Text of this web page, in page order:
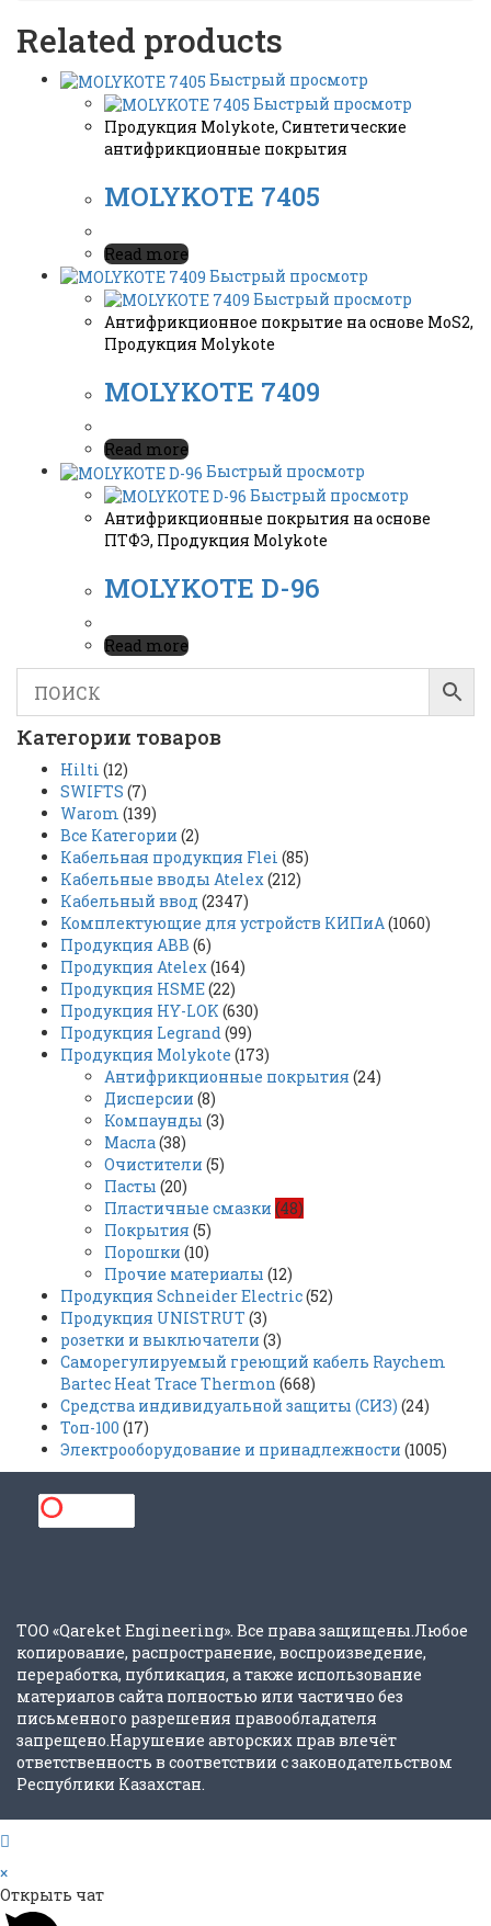
Related products
Быстрый просмотр
Быстрый просмотр
Продукция Molykote, Синтетические
антифрикционные покрытия
MOLYKOTE 7405
Read more
Быстрый просмотр
Быстрый просмотр
Антифрикционное покрытие на основе MoS2,
Продукция Molykote
MOLYKOTE 7409
Read more
Быстрый просмотр
Быстрый просмотр
Антифрикционные покрытия на основе
ПТФЭ, Продукция Molykote
MOLYKOTE D-96
Read more
Категории товаров
Hilti (12)
SWIFTS (7)
Warom (139)
Все Категории (2)
Кабельная продукция Flei (85)
Кабельные вводы Atelex(212)
Кабельный ввод (2347)
Комплектующие для устройств КИПиА(1060)
Продукция ABB (6)
Продукция Atelex(164)
Продукция HSME(22)
Продукция HY-LOK (630)
Продукция Legrand(99)
Продукция Molykote (173)
Антифрикционные покрытия (24)
Дисперсии (8)
Компаунды (3)
Масла(38)
Очистители (5)
Пасты (20)
Пластичные смазки (48)
Покрытия (5)
Порошки (10)
Прочие материалы (12)
Продукция Schneider Electric(52)
Продукция UNISTRUT (3)
розетки и выключатели (3)
Саморегулируемый греющий кабель Raychem
Bartec Heat Trace Thermon (668)
Средства индивидуальной защиты (СИЗ) (24)
Топ-100 (17)
Электрооборудование и принадлежности (1005)
ТОО «Qareket Engineering». Все права защищены.Любое
копирование, распространение, воспроизведение,
переработка, публикация, а также использование
материалов сайта полностью или частично без
письменного разрешения правообладателя
запрещено.Нарушение авторских прав влечёт
ответственность в соответствии с законодательством
Республики Казахстан.
×
Открыть чат